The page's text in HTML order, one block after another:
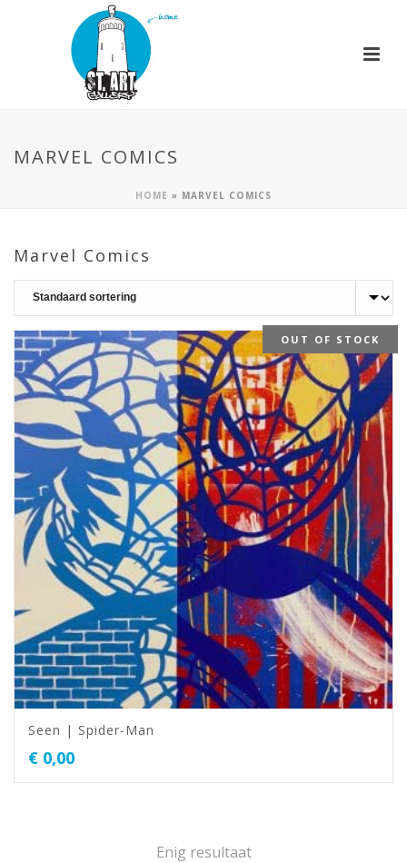
MARVEL COMICS
HOME » MARVEL COMICS
Marvel Comics
OUT OF STOCK
Seen | Spider-Man
€ 0,00
Enig resultaat